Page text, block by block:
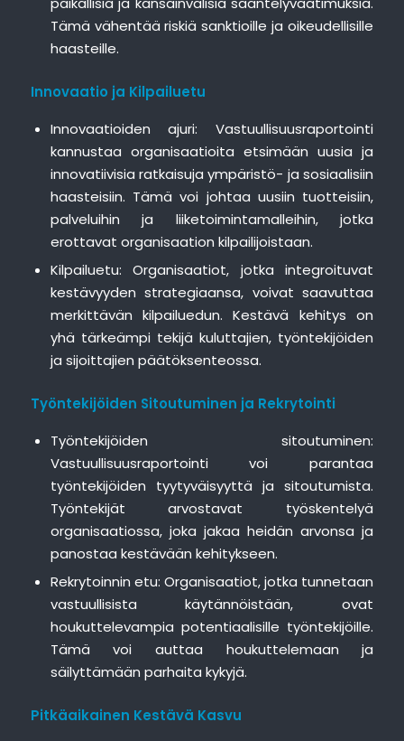
Tämä vähentää riskiä sanktioille ja oikeudellisille
haasteille.
Innovaatio ja Kilpailuetu
Innovaatioiden ajuri: Vastuullisuusraportointi
kannustaa organisaatioita etsimään uusia ja
innovatiivisia ratkaisuja ympäristö- ja sosiaalisiin
haasteisiin. Tämä voi johtaa uusiin tuotteisiin,
palveluihin ja liiketoimintamalleihin, jotka
erottavat organisaation kilpailijoistaan.
Kilpailuetu: Organisaatiot, jotka integroituvat
kestävyyden strategiaansa, voivat saavuttaa
merkittävän kilpailuedun. Kestävä kehitys on
yhä tärkeämpi tekijä kuluttajien, työntekijöiden
ja sijoittajien päätöksenteossa.
Työntekijöiden Sitoutuminen ja Rekrytointi
Työntekijöiden sitoutuminen:
Vastuullisuusraportointi voi parantaa
työntekijöiden tyytyväisyyttä ja sitoutumista.
Työntekijät arvostavat työskentelyä
organisaatiossa, joka jakaa heidän arvonsa ja
panostaa kestävään kehitykseen.
Rekrytoinnin etu: Organisaatiot, jotka tunnetaan
vastuullisista käytännöistään, ovat
houkuttelevampia potentiaalisille työntekijöille.
Tämä voi auttaa houkuttelemaan ja
säilyttämään parhaita kykyjä.
Pitkäaikainen Kestävä Kasvu